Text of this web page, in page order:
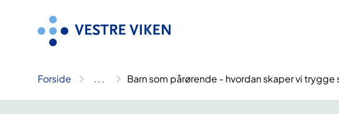
Forside .. . Barn som pårørende - hvordan skaper vi trygge